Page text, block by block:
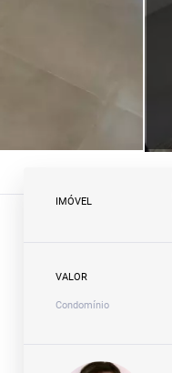
IMÓVEL
VALOR
Condomínio